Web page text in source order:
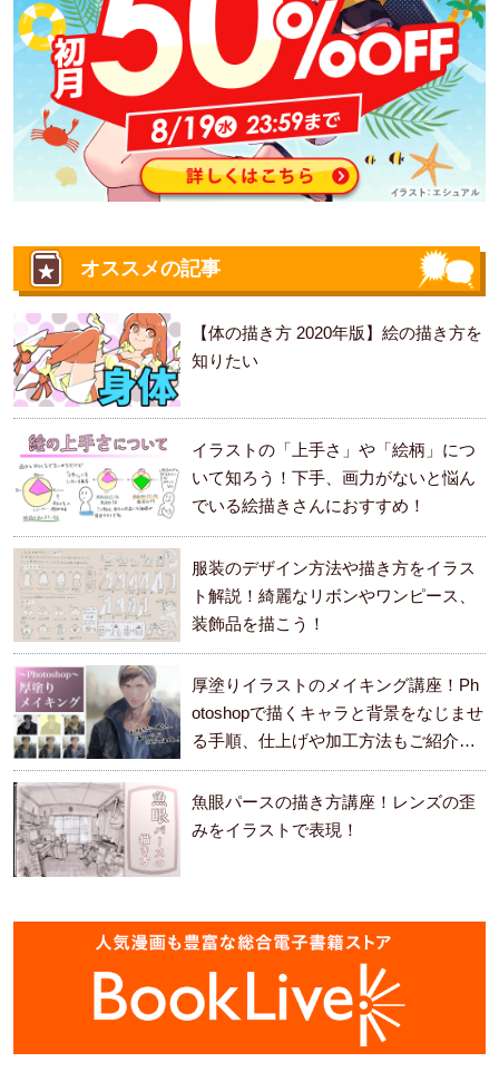
オススメの記事
【体の描き方 2020年版】絵の描き方を
知りたい
イラストの「上手さ」や「絵柄」につ
いて知ろう！下手、画力がないと悩ん
でいる絵描きさんにおすすめ！
服装のデザイン方法や描き方をイラス
ト解説！綺麗なリボンやワンピース、
装飾品を描こう！
厚塗りイラストのメイキング講座！Ph
otoshopで描くキャラと背景をなじませ
る手順、仕上げや加工方法もご紹介し
ます。
魚眼パースの描き方講座！レンズの歪
みをイラストで表現！